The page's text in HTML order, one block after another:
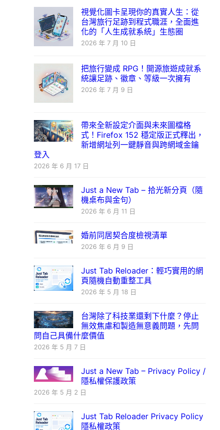
視覺化圖卡呈現你的真實人生：從
台灣旅行足跡到程式職涯，全面進
化的「人生成就系統」生態圈
2026 年 7 月 10 日
把旅行變成 RPG！開源旅遊成就系
統讓足跡、徽章、等級一次擁有
2026 年 7 月 9 日
帶來全新設定介面與未來圖檔格
式！Firefox 152 穩定版正式釋出，
新增網址列一鍵靜音與跨網域金鑰
登入
2026 年 6 月 17 日
Just a New Tab – 拾光新分頁（隨
機桌布與金句）
2026 年 6 月 11 日
婚前同居契合度檢視清單
2026 年 6 月 9 日
Just Tab Reloader：輕巧實用的網
頁隨機自動重整工具
2026 年 5 月 18 日
台灣除了科技業還剩下什麼？停止
無效焦慮和製造無意義問題，先問
問自己具備什麼價值
2026 年 5 月 7 日
Just a New Tab – Privacy Policy /
隱私權保護政策
2026 年 5 月 2 日
Just Tab Reloader Privacy Policy
隱私權政策